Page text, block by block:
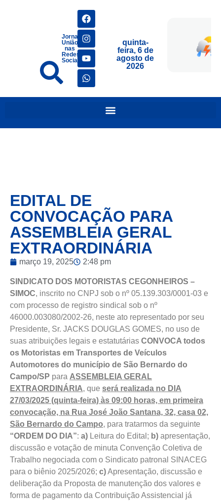
Jornais
União
nas
Redes
Sociais
quinta-
feira, 6 de
agosto de
2026
EDITAL DE
CONVOCAÇÃO PARA
ASSEMBLEIA GERAL
EXTRAORDINÁRIA
março 19, 2025 2:48 pm
SINDICATO DOS MOTORISTAS CEGONHEIROS –
SIMOC, inscrito no CNPJ sob o nº 05.139.303/0001-03 e
com processo de registro sindical sob o nº
46000.003080/2002-26, neste ato representado por seu
Presidente, Sr. JACKS DOUGLAS GOMES, no uso de
suas atribuições legais e estatutárias CONVOCA todos
os Motoristas em Transportes de Veículos
Automotores do município de São Bernardo do
Campo/SP para ASSEMBLEIA GERAL
EXTRAORDINÁRIA, que será realizada no DIA
27/03/2025 (quinta-feira) às 09:00 horas, em primeira
convocação, na Rua José João Santana, 32, casa 02,
São Bernardo do Campo, para tratarmos da seguinte
“ORDEM DO DIA”: a) Leitura do Edital; b) apresentação,
discussão e votação de minuta Convenção Coletiva de
Trabalho negociada com o Sindicato patronal SINACEG
para o biênio 2025/2026; c)Apresentação, discussão e
deliberação da Proposta de manutenção dos valores e
forma de pagamento da Contribuição Assistencial já